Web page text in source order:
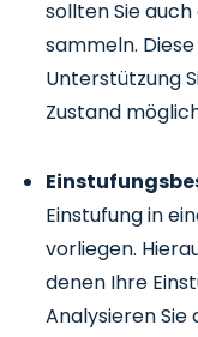
sollten Sie
sammeln.
Unterstützung
Zustand
Einstufung in
vorliegen.
denen Ihre
Analysieren Sie